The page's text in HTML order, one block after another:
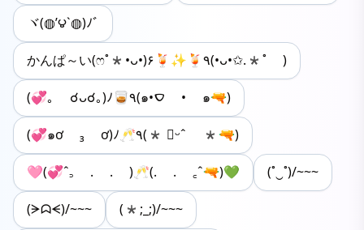
ヾ(◍’౪`◍)ﾉﾞ
かんぱ～い(ෆ˚*•ᴗ•)۶🍹✨🍹٩(•ᴗ•✩.*˚ )
(💞｡ ☌ᴗ☌｡)ﾉ🥃٩(๑•‪‎‎ࠏ • ๑🔫)
(💞๑ơ ₃ ơ)ﾉ🥂٩(* ॑ᵕˆ *🔫)‎
🩷(💞ˆ꜆ . . )🥂(. . ꜀ˆ🔫)💚 (˚‿˚)/~~~
(ᗒᗣᗕ)/~~~ (*;_;)/~~~